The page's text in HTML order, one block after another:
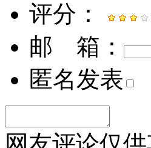
评分：
邮 箱：
匿名发表